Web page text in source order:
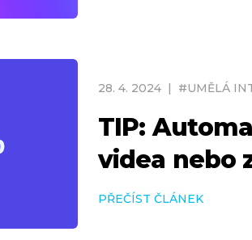
28. 4. 2024 | #UMĚLÁ
TIP:
videa nebo
PŘEČÍST ČLÁNEK